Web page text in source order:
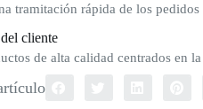
tramitación rápida de los
cliente
de alta calidad centrados en